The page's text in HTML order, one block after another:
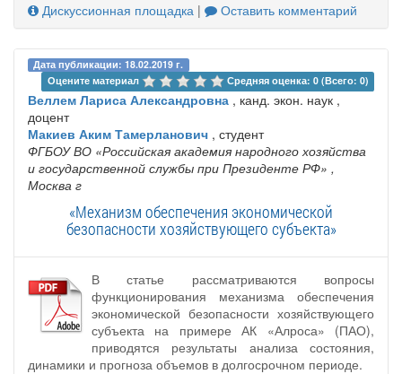
Дискуссионная площадка | Оставить комментарий
Дата публикации: 18.02.2019 г.
Оцените материал
Средняя оценка: 0 (Всего: 0)
Веллем Лариса Александровна , канд. экон. наук ,
доцент
Макиев Аким Тамерланович , студент
ФГБОУ ВО «Российская академия народного хозяйства
и государственной службы при Президенте РФ» ,
Москва г
«Механизм обеспечения экономической
безопасности хозяйствующего субъекта»
В статье рассматриваются вопросы
функционирования механизма обеспечения
экономической безопасности хозяйствующего
субъекта на примере АК «Алроса» (ПАО),
приводятся результаты анализа состояния,
динамики и прогноза объемов в долгосрочном периоде.